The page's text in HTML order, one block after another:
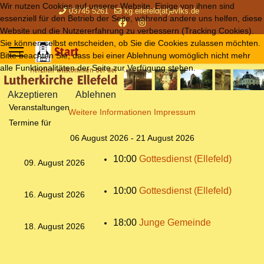
03745 5261 kg.ellefeld(at)evlks.de
Veranstaltungen
Termine für
06 August 2026 - 21 August 2026
09. August 2026 10:00 Gottesdienst (Ellefeld)
16. August 2026 10:00 Gottesdienst (Ellefeld)
18. August 2026 18:00 Junge Gemeinde
Wir nutzen Cookies auf unserer Website. Einige von ihnen sind
essenziell für den Betrieb der Seite, während andere uns helfen, diese
Website und die Nutzererfahrung zu verbessern (Tracking Cookies).
Sie können selbst entscheiden, ob Sie die Cookies zulassen möchten.
Bitte beachten Sie, dass bei einer Ablehnung womöglich nicht mehr
alle Funktionalitäten der Seite zur Verfügung stehen.
Akzeptieren Ablehnen
Weitere Informationen Impressum